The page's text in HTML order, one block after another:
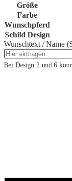
Größe
Farbe
Wunschpferd
Schild Design
Wunschtext / Name
Bei Design 2 und 6